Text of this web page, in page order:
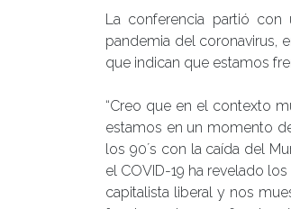
La conferencia partió
pandemia del coronavirus,
que indican que estamos
“Creo que en el contexto
estamos en un momento
los 90´s con la caída del
el COVID-19 ha revelado
capitalista liberal y nos